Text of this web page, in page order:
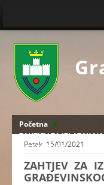
Početna
ZAHTJEV ZA IZLAZAK
INSPEKTORA
Petak, 15/01/2021
ZAHTJEV ZA